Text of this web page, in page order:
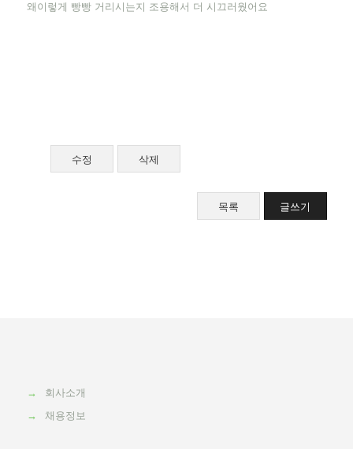
왜이렇게 빵빵 거리시는지 조용해서 더 시끄러웠어요
수정 삭제
목록 글쓰기
→
회사소개
→
채용정보